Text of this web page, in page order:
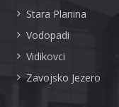
Stara Planina
Vodopadi
Vidikovci
Zavojsko Jezero